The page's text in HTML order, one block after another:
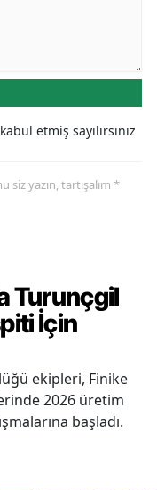
etmiş sayılırsınız
yazın, tartışalım *
Turunçgil
İçin
ekipleri, Finike
2026 üretim
başladı.